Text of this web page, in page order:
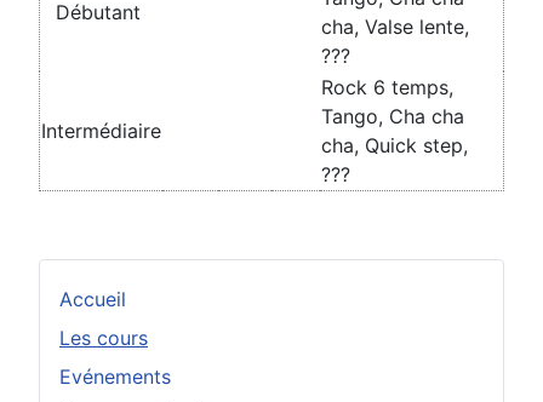
Accueil
Les cours
Evénements
Débutant
cha, Valse lente,
???
Intermédiaire
Rock 6 temps,
Tango, Cha cha
cha, Quick step,
???